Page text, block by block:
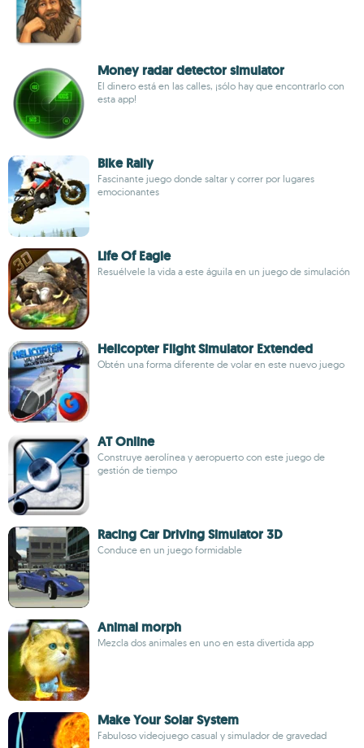
Money radar detector simulator
El dinero está en las calles, ¡sólo hay que encontrarlo con
esta app!
Bike Rally
Fascinante juego donde saltar y correr por lugares
emocionantes
Life Of Eagle
Resuélvele la vida a este águila en un juego de simulación
Helicopter Flight Simulator Extended
Obtén una forma diferente de volar en este nuevo juego
AT Online
Construye aerolínea y aeropuerto con este juego de
gestión de tiempo
Racing Car Driving Simulator 3D
Conduce en un juego formidable
Animal morph
Mezcla dos animales en uno en esta divertida app
Make Your Solar System
Fabuloso videojuego casual y simulador de gravedad